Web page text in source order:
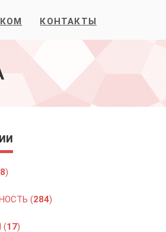
КОНТАКТЫ
)
(284)
(17)